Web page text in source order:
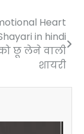
Heart
in hindi
छू लेने वाली
शायरी